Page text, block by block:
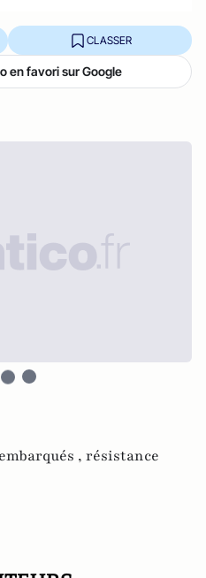
CLASSER
en favori sur Google
, résistance